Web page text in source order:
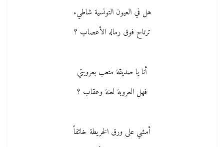
هل في العيون التونسية شاطيء
ترتاح فوق رماله الأعصاب ؟
أنا يا صديقة متعب بعروبتي
فهل العروبة لعنة وعقاب ؟
أمشي على ورق الخريطة خائفاً